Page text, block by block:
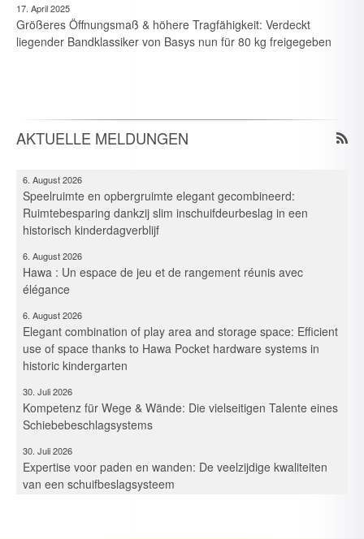
17. April 2025
Größeres Öffnungsmaß & höhere Tragfähigkeit: Verdeckt
liegender Bandklassiker von Basys nun für 80 kg freigegeben
AKTUELLE MELDUNGEN
6. August 2026
Spielraum & Stauraum elegant vereint: Platzeffizienz dank
dello spazio in un asilo storico grazie ai sistemi di guarnitura
Pocket
Speelruimte en opbergruimte elegant gecombineerd:
Ruimtebesparing dankzij slim inschuifdeurbeslag in een
historisch kinderdagverblijf
Hawa : Un espace de jeu et de rangement réunis avec
élégance
Elegant combination of play area and storage space: Efficient
use of space thanks to Hawa Pocket hardware systems in
historic kindergarten
Kompetenz für Wege & Wände: Die vielseitigen Talente eines
Schiebebeschlagsystems
Expertise voor paden en wanden: De veelzijdige kwaliteiten
van een schuifbeslagsysteem